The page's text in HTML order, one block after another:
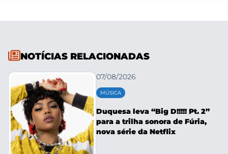
NOTÍCIAS RELACIONADAS
07/08/2026
MÚSICA
Duquesa leva “Big D!!!!! Pt. 2”
para a trilha sonora de Fúria,
nova série da Netflix